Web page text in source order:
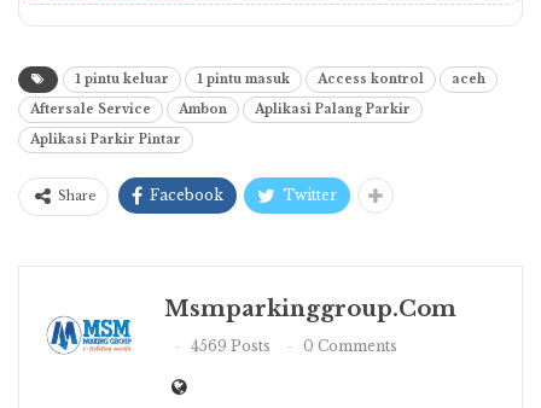
1 pintu keluar 1 pintu masuk Access kontrol
aceh
Aftersale Service
Ambon
Aplikasi Palang Parkir
Aplikasi Parkir Pintar
Share Facebook Twitter
Msmparkinggroup.com
4569 Posts 0 Comments